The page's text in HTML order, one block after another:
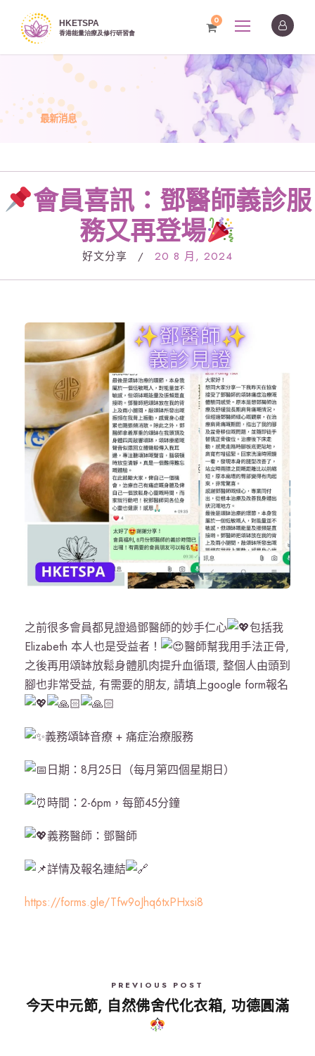
0
最新消息
會員喜訊：鄧醫師義診服
務又再登場
好文分享 / 20 8 月, 2024
之前很多會員都見證過鄧醫師的妙手仁心
包括我
Elizabeth 本人也是受益者！
醫師幫我用手法正骨,
之後再用頌缽放鬆身體肌肉提升血循環, 整個人由頭到
腳也非常受益, 有需要的朋友, 請填上google form報名
義務頌缽音療 + 痛症治療服務
日期：8月25日（每月第四個星期日）
時間：2-6pm，每節45分鐘
義務醫師：鄧醫師
詳情及報名連結
https://forms.gle/Tfw9oJhq6txPHxsi8
PREVIOUS POST
今天中元節, 自然佛舍代化衣箱, 功德圓滿